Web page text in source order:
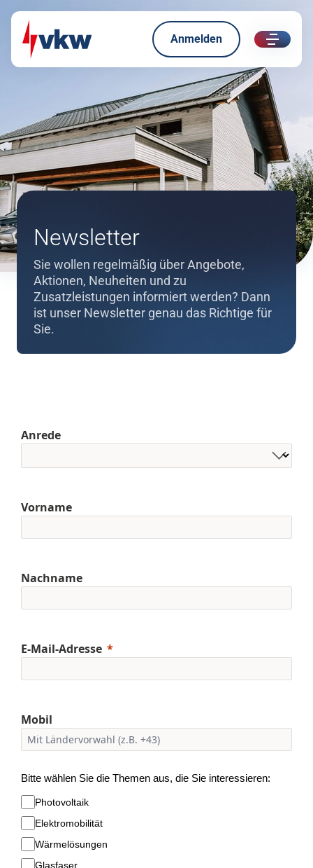
Direkt zum Inhalt
Direkt zur Navigation
Anmelden
Newsletter
Sie wollen regelmäßig über Angebote,
Aktionen, Neuheiten und zu
Zusatzleistungen informiert werden? Dann
ist unser Newsletter genau das Richtige für
Sie.
Anrede
Vorname
Nachname
E-Mail-Adresse
Mobil
Bitte wählen Sie die Themen aus, die Sie interessieren:
Photovoltaik
Elektromobilität
Wärmelösungen
Glasfaser